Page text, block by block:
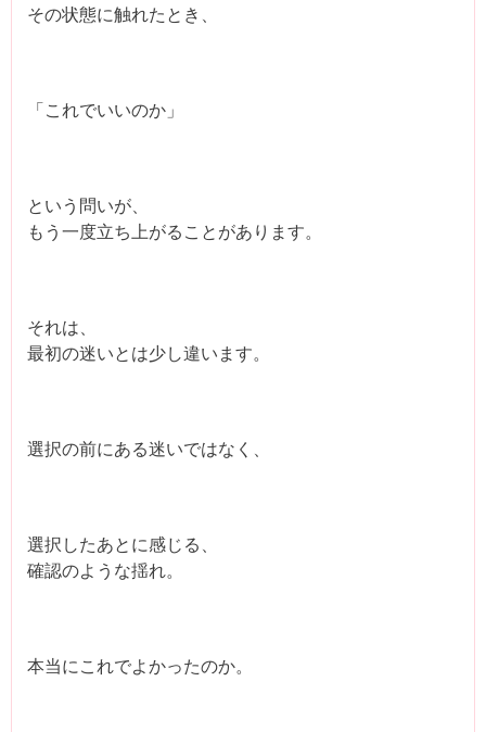
その状態に触れたとき、
「これでいいのか」
という問いが、
もう一度立ち上がることがあります。
それは、
最初の迷いとは少し違います。
選択の前にある迷いではなく、
選択したあとに感じる、
確認のような揺れ。
本当にこれでよかったのか。